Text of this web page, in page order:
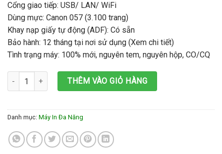
Cổng giao tiếp: USB/ LAN/ WiFi
Dùng mực: Canon 057 (3.100 trang)
Khay nạp giấy tự động (ADF): Có sẵn
Bảo hành: 12 tháng tại nơi sử dụng (Xem chi tiết)
Tình trạng máy: 100% mới, nguyên tem, nguyên hộp, CO/CQ
Máy in đa chức năng Canon MF445dw số lượng
THÊM VÀO GIỎ HÀNG
Danh mục: Máy In Đa Năng